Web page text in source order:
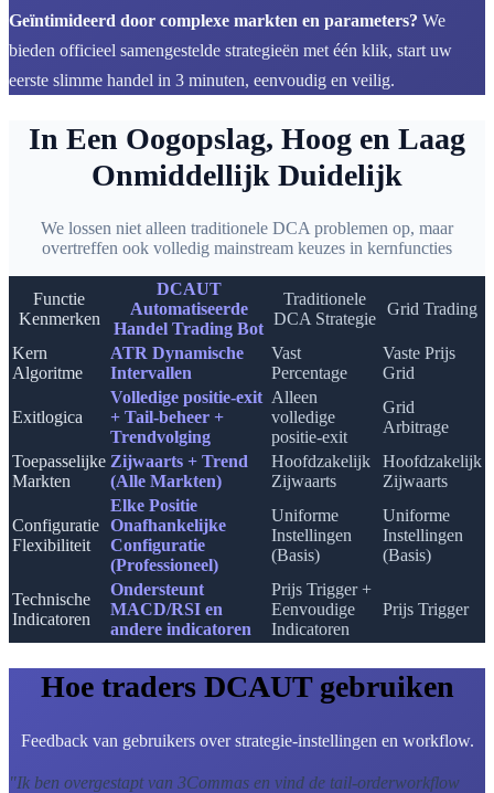
Geïntimideerd door complexe markten en parameters? We
bieden officieel samengestelde strategieën met één klik, start uw
eerste slimme handel in 3 minuten, eenvoudig en veilig.
In Een Oogopslag, Hoog en Laag
Onmiddellijk Duidelijk
We lossen niet alleen traditionele DCA problemen op, maar
overtreffen ook volledig mainstream keuzes in kernfuncties
Functie
Kenmerken
DCAUT
Automatiseerde
Handel Trading Bot
Traditionele
DCA Strategie
Grid Trading
Kern
Algoritme
ATR Dynamische
Intervallen
Vast
Percentage
Vaste Prijs
Grid
Exitlogica
Volledige positie-exit
+ Tail-beheer +
Trendvolging
Alleen
volledige
positie-exit
Grid
Arbitrage
Toepasselijke
Markten
Zijwaarts + Trend
(Alle Markten)
Hoofdzakelijk
Zijwaarts
Hoofdzakelijk
Zijwaarts
Configuratie
Flexibiliteit
Elke Positie
Onafhankelijke
Configuratie
(Professioneel)
Uniforme
Instellingen
(Basis)
Uniforme
Instellingen
(Basis)
Technische
Indicatoren
Ondersteunt
MACD/RSI en
andere indicatoren
Prijs Trigger +
Eenvoudige
Indicatoren
Prijs Trigger
Hoe traders DCAUT gebruiken
Feedback van gebruikers over strategie-instellingen en workflow.
"Ik ben overgestapt van 3Commas en vind de tail-orderworkflow